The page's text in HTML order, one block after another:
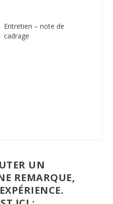
Entretien – note de
cadrage
UN
REMARQUE,